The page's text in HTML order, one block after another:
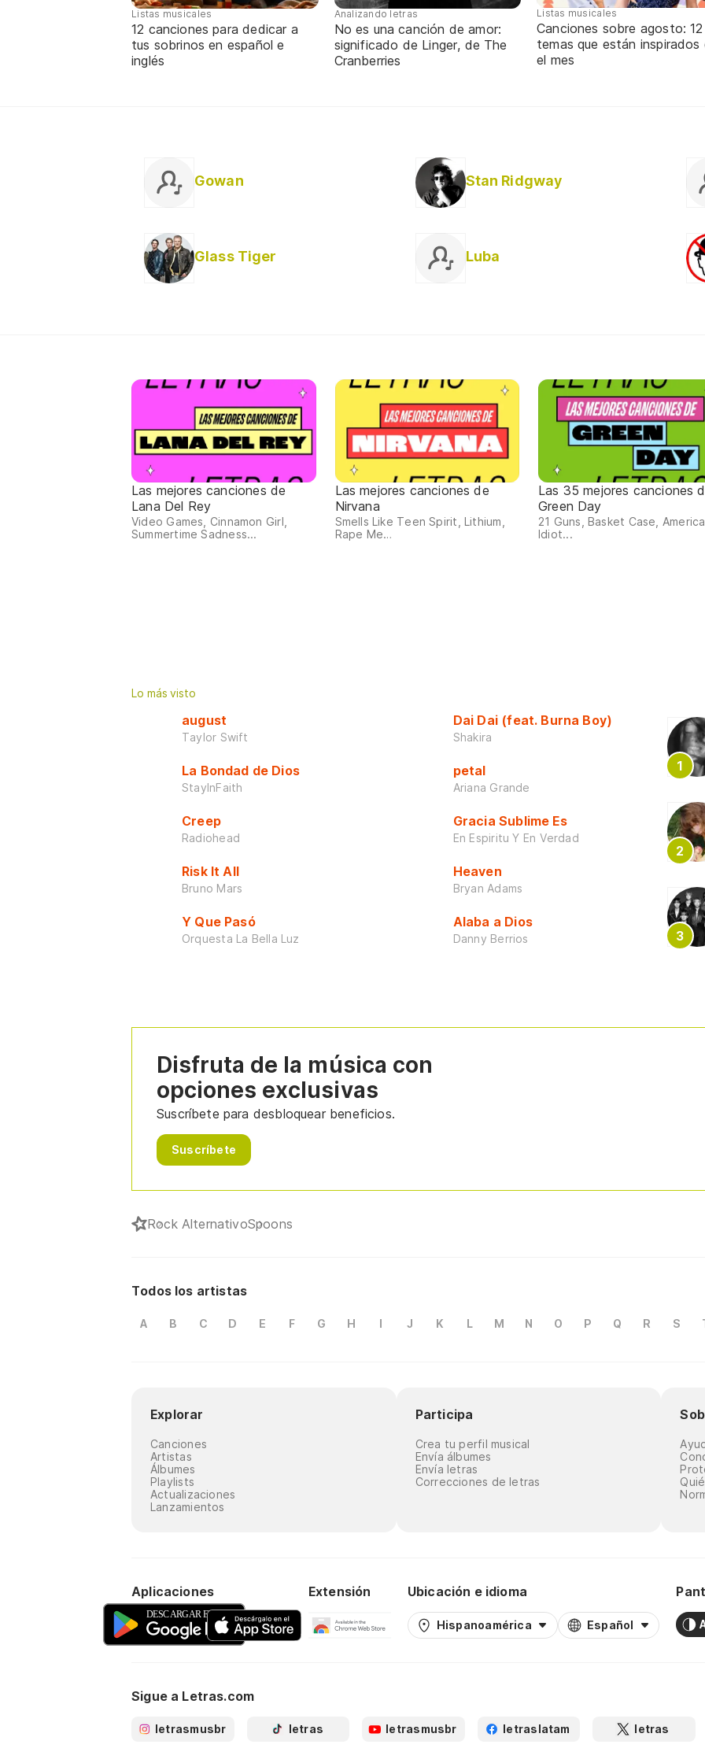
Listas musicales
12 canciones para dedicar a
tus sobrinos en español e
inglés
Analizando letras
No es una canción de amor:
significado de Linger, de The
Cranberries
Listas musicales
Canciones sobre agosto: 12
temas que están inspirados
el mes
Gowan Stan Ridgway
Glass Tiger Luba
Las mejores canciones de
Lana Del Rey
Video Games, Cinnamon Girl,
Summertime Sadness...
Las mejores canciones de
Nirvana
Smells Like Teen Spirit, Lithium,
Rape Me…
Las 35 mejores canciones
Green Day
21 Guns, Basket Case,
Idiot...
Lo más visto
august
Taylor Swift
La Bondad de Dios
StayInFaith
Creep
Radiohead
Risk It All
Bruno Mars
Y Que Pasó
Orquesta La Bella Luz
Dai Dai (feat. Burna Boy)
Shakira
petal
Ariana Grande
Gracia Sublime Es
En Espiritu Y En Verdad
Heaven
Bryan Adams
Alaba a Dios
Danny Berrios
Disfruta de la música con
opciones exclusivas
Suscríbete para desbloquear beneficios.
Suscríbete
Rock AlternativoSpoons
Todos los artistas
A B C D E F G H I J K L M N O P Q R S
Explorar
Canciones
Artistas
Álbumes
Playlists
Actualizaciones
Lanzamientos
Participa
Crea tu perfil musical
Envía álbumes
Envía letras
Correcciones de letras
Aplicaciones Extensión Ubicación e idioma
Hispanoamérica Español
Sigue a Letras.com
letrasmusbr letras letrasmusbr letraslatam letras